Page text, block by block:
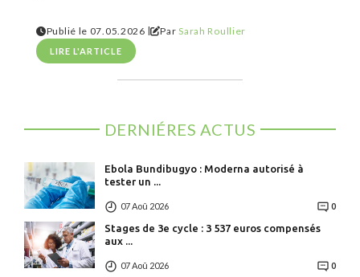
Publié le 07.05.2026 | ParSarah Roullier
LIRE L'ARTICLE
DERNIÉRES ACTUS
Ebola Bundibugyo : Moderna autorisé à
tester un ...
07 Aoû 2026 0
Stages de 3e cycle : 3 537 euros compensés
aux ...
07 Aoû 2026 0